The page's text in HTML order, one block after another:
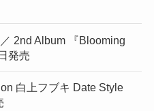
2nd Album 『Blooming
発売
白上フブキ Date Style